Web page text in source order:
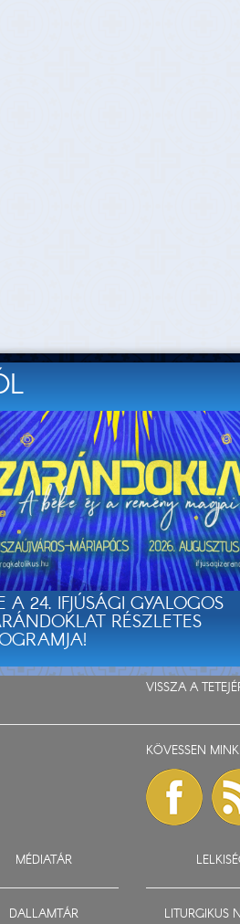
A 24. IFJÚSÁGI GYALOGOS
RÉSZLETES
VISSZA A
KÖVESSEN
MÉDIATÁR
DALLAMTÁR LITURGIKUS